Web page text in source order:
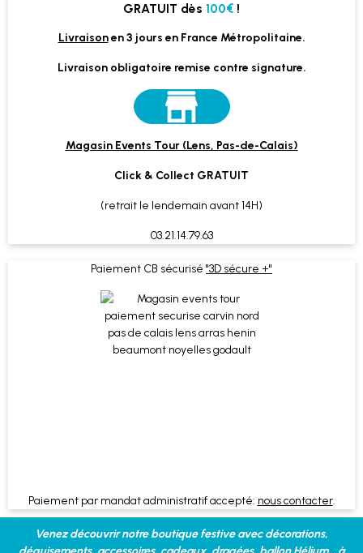
GRATUIT dès 100€ !
Livraisonen 3 jours en France Métropolitaine.
Livraison obligatoire remise contre signature.
Magasin Events Tour (Lens, Pas-de-Calais)
Click & Collect GRATUIT
(retrait le lendemain avant 14H)
03.21.14.79.63
Paiement CB sécurisé "3D sécure +"
Paiement par mandat administratif accepté: nous contacter.
Venez découvrir notre boutique festive avec décorations,